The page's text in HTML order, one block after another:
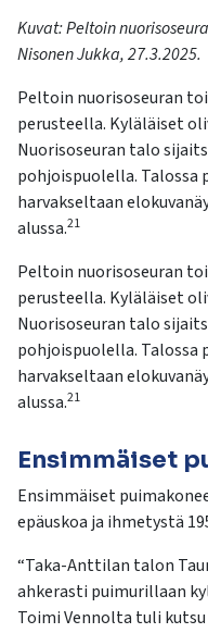
Kuvat:Peltoin
Nisonen Jukka, 27.3.2025.
Peltoin nuorisoseuran
perusteella. Kyläläiset
Nuorisoseuran talo
pohjoispuolella. Talossa
harvakseltaan
alussa.21
Peltoin nuorisoseuran
perusteella. Kyläläiset
Nuorisoseuran talo
pohjoispuolella. Talossa
harvakseltaan
alussa.21
Ensimmäiset
Ensimmäiset
epäuskoa ja ihmetystä
“Taka-Anttilan talon
ahkerasti puimurillaan
Toimi Vennolta tuli